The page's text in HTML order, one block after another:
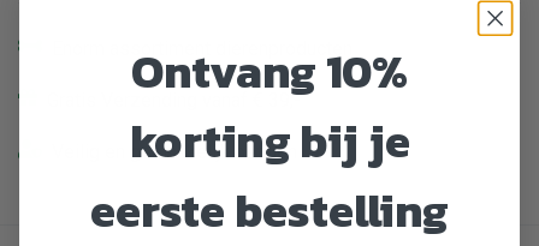
Gratis Verzending vanaf € 39,-
Veilig en gemakkelijk betalen
Ontvang 10%
korting bij je
eerste bestelling